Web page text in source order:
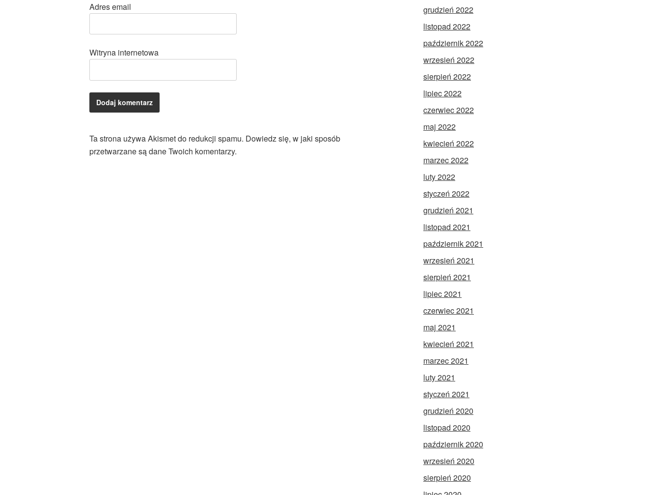
Adres email
Witryna internetowa
Ta strona używa Akismet do redukcji spamu. Dowiedz się, w jaki sposób
przetwarzane są dane Twoich komentarzy.
grudzień 2022
listopad 2022
październik 2022
wrzesień 2022
sierpień 2022
lipiec 2022
czerwiec 2022
maj 2022
kwiecień 2022
marzec 2022
luty 2022
styczeń 2022
grudzień 2021
listopad 2021
październik 2021
wrzesień 2021
sierpień 2021
lipiec 2021
czerwiec 2021
maj 2021
kwiecień 2021
marzec 2021
luty 2021
styczeń 2021
grudzień 2020
listopad 2020
październik 2020
wrzesień 2020
sierpień 2020